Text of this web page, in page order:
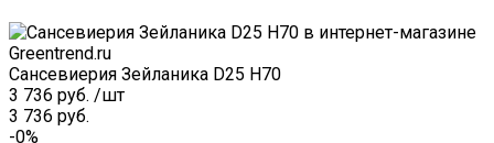
Сансевиерия Зейланика D25 H70
3 736 руб. /шт
3 736 руб.
-0%